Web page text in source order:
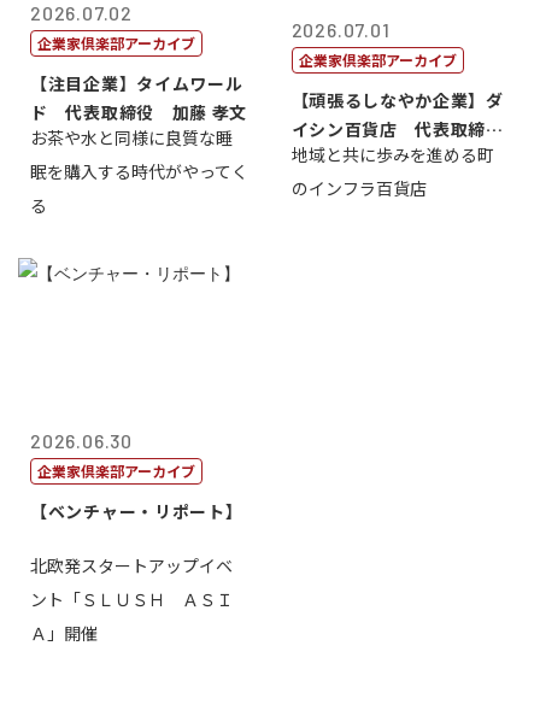
2026.07.02
企業家倶楽部アーカイブ
【注目企業】タイムワール
ド 代表取締役 加藤 孝文
お茶や水と同様に良質な睡
眠を購入する時代がやってく
る
2026.07.01
企業家倶楽部アーカイブ
【頑張るしなやか企業】ダ
イシン百貨店 代表取締役
社長 西山 ...
地域と共に歩みを進める町
のインフラ百貨店
2026.06.30
企業家倶楽部アーカイブ
【ベンチャー・リポート】
北欧発スタートアップイベ
ント「ＳＬＵＳＨ ＡＳＩ
Ａ」開催